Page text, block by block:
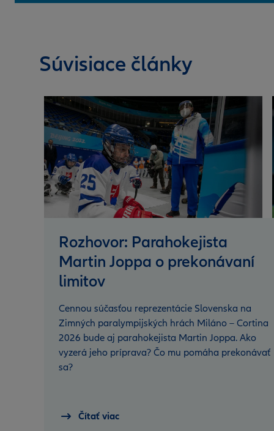
Súvisiace články
Rozhovor: Parahokejista
Martin Joppa o prekonávaní
limitov
Cennou súčasťou reprezentácie Slovenska na
Zimných paralympijských hrách Miláno – Cortina
2026 bude aj parahokejista Martin Joppa. Ako
vyzerá jeho príprava? Čo mu pomáha prekonávať
sa?
Čítať viac